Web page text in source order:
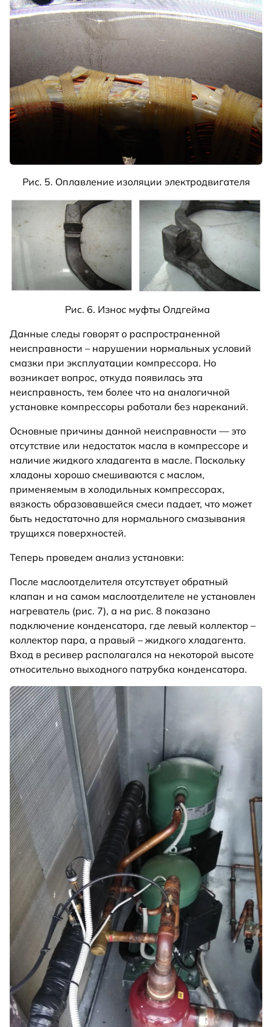
Рис. 5. Оплавление изоляции электродвигателя
Рис. 6. Износ муфты Олдгейма
Данные следы говорят о распространенной
неисправности – нарушении нормальных условий
смазки при эксплуатации компрессора. Но
возникает вопрос, откуда появилась эта
неисправность, тем более что на аналогичной
установке компрессоры работали без нареканий.
Основные причины данной неисправности — это
отсутствие или недостаток масла в компрессоре и
наличие жидкого хладагента в масле. Поскольку
хладоны хорошо смешиваются с маслом,
применяемым в холодильных компрессорах,
вязкость образовавшейся смеси падает, что может
быть недостаточно для нормального смазывания
трущихся поверхностей.
Теперь проведем анализ установки:
После маслоотделителя отсутствует обратный
клапан и на самом маслоотделителе не установлен
нагреватель (рис. 7), а на рис. 8 показано
подключение конденсатора, где левый коллектор –
коллектор пара, а правый – жидкого хладагента.
Вход в ресивер располагался на некоторой высоте
относительно выходного патрубка конденсатора.